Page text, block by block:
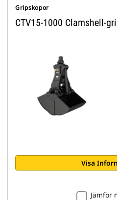
Gripskopor
CTV15-1000 Clamshell-
Visa
Jämför